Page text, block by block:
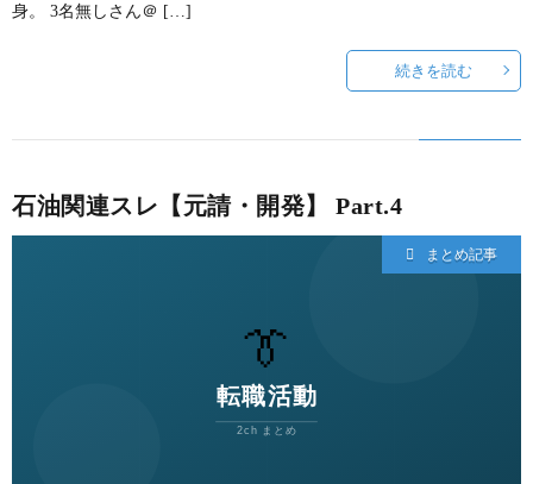
身。 3名無しさん＠ […]
続きを読む
石油関連スレ【元請・開発】 Part.4
まとめ記事